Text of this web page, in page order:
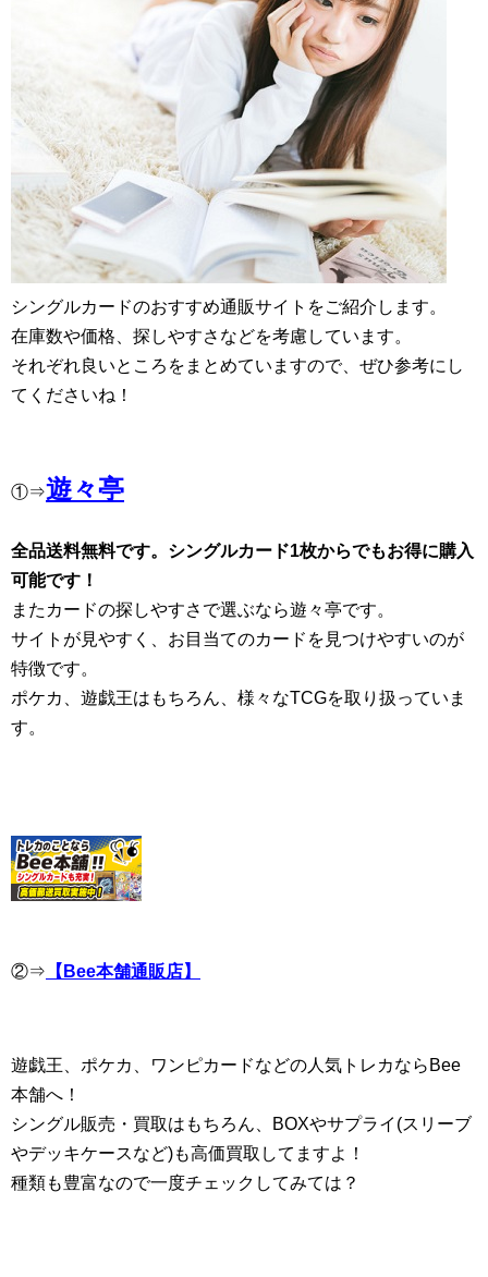
シングルカードのおすすめ通販サイトをご紹介します。
在庫数や価格、探しやすさなどを考慮しています。
それぞれ良いところをまとめていますので、ぜひ参考にし
てくださいね！
①⇒遊々亭
全品送料無料です。シングルカード1枚からでもお得に購入
可能です！
またカードの探しやすさで選ぶなら遊々亭です。
サイトが見やすく、お目当てのカードを見つけやすいのが
特徴です。
ポケカ、遊戯王はもちろん、様々なTCGを取り扱っていま
す。
②⇒ 【Bee本舗通販店】
遊戯王、ポケカ、ワンピカードなどの人気トレカならBee
本舗へ！
シングル販売・買取はもちろん、BOXやサプライ(スリーブ
やデッキケースなど)も高価買取してますよ！
種類も豊富なので一度チェックしてみては？